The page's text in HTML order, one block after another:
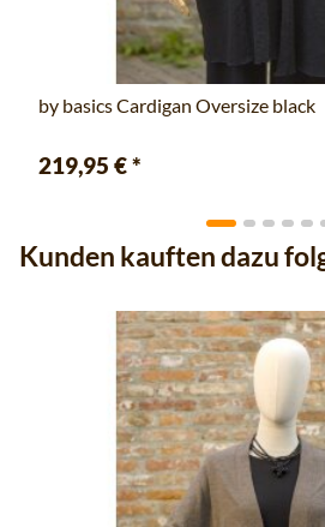
by basics Cardigan Oversize black
219,95 €*
Kunden kauften dazu